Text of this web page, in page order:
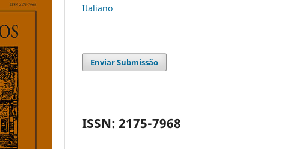
Italiano
Enviar Submissão
ISSN: 2175-7968